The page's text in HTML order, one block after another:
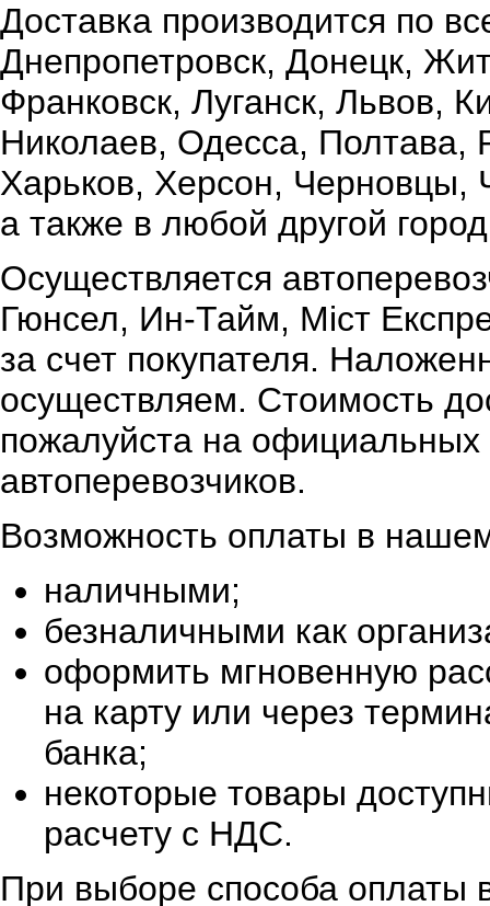
Доставка производится по
Днепропетровск, Донецк,
Франковск, Луганск, Львов,
Николаев, Одесса,
Харьков, Херсон, Черновцы,
а также в любой другой
Осуществляется
Гюнсел, Ин-Тайм, Міст
за счет покупателя.
осуществляем. Стоимость
пожалуйста на официальных
автоперевозчиков.
Возможность оплаты в
наличными;
безналичными как
оформить мгновенную
на карту или через
банка;
некоторые товары
расчету с НДС.
При выборе способа оплаты